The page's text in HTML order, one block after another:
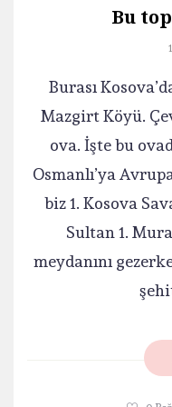
Bu
Burası
Mazgirt Köyü.
ova. İşte bu
Osmanlı’ya
biz 1. Kosova
Sultan 1.
meydanını